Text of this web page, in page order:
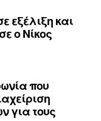
εξέλιξη και
ο Νίκος
που
για τους